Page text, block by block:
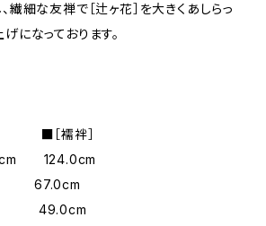
繊細な友禅で［辻ヶ花］を大きくあしらっ
になっております。
襦袢］
124.0cm
67.0cm
49.0cm